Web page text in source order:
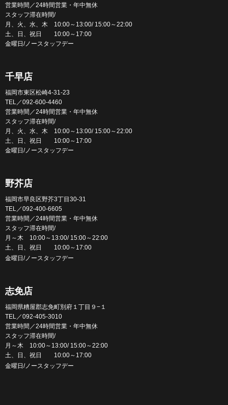
営業時間／24時間営業・年中無休
スタッフ滞在時間/
月、火、水、木 10:00～13:00/ 15:00～22:00
土、日、祝日 10:00～17:00
金曜日/ノースタッフデー
千早店
福岡市東区松崎4-31-23
TEL／092-600-4460
営業時間／24時間営業・年中無休
スタッフ滞在時間/
月、火、水、木 10:00～13:00/ 15:00～22:00
土、日、祝日 10:00～17:00
金曜日/ノースタッフデー
野芥店
福岡市早良区野芥3丁目30-31
TEL／092-400-6605
営業時間／24時間営業・年中無休
スタッフ滞在時間/
月～木 10:00～13:00/ 15:00～22:00
土、日、祝日 10:00～17:00
金曜日/ノースタッフデー
志免店
福岡県糟屋郡志免町別府１丁目９−１
TEL／092-405-3010
営業時間／24時間営業・年中無休
スタッフ滞在時間/
月～木 10:00～13:00/ 15:00～22:00
土、日、祝日 10:00～17:00
金曜日/ノースタッフデー